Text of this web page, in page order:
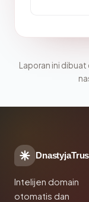
Laporan ini
Intelijen domain
otomatis dan